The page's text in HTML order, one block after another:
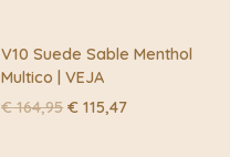
V10 Suede Sable Menthol
Multico | VEJA
€164,95 Oorspronkelijke
€ 115,47Huidige